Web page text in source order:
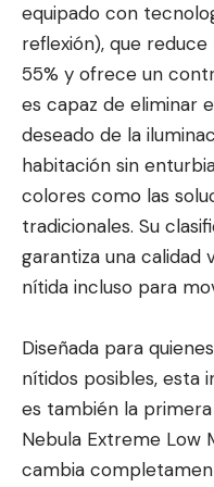
equipado con
reflexión), que
55% y ofrece un
es capaz de eliminar
deseado de la
habitación sin
colores como las
tradicionales. Su
garantiza una calidad
nítida incluso para
Diseñada para
nítidos posibles, esta
es también la
Nebula Extreme Low
cambia